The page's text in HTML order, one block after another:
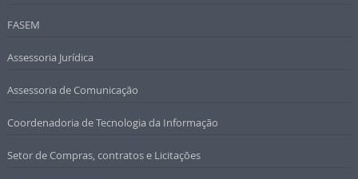
FASEM
Assessoria Jurídica
Assessoria de Comunicação
Coordenadoria de Tecnologia da Informação
Setor de Compras, contratos e Licitações